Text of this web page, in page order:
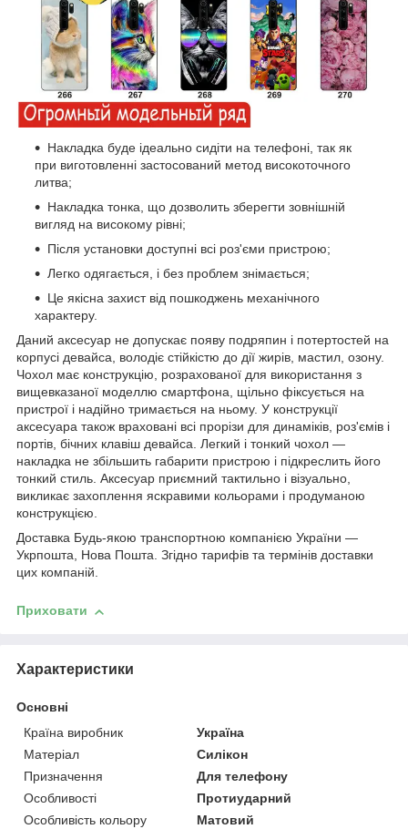
Накладка буде ідеально сидіти на телефоні, так як
при виготовленні застосований метод високоточного
литва;
Накладка тонка, що дозволить зберегти зовнішній
вигляд на високому рівні;
Після установки доступні всі роз'єми пристрою;
Легко одягається, і без проблем знімається;
Це якісна захист від пошкоджень механічного
характеру.
Даний аксесуар не допускає появу подряпин і потертостей на
корпусі девайса, володіє стійкістю до дії жирів, мастил, озону.
Чохол має конструкцію, розрахованої для використання з
вищевказаної моделлю смартфона, щільно фіксується на
пристрої і надійно тримається на ньому. У конструкції
аксесуара також враховані всі прорізи для динаміків, роз'ємів і
портів, бічних клавіш девайса. Легкий і тонкий чохол ―
накладка не збільшить габарити пристрою і підкреслить його
тонкий стиль. Аксесуар приємний тактильно і візуально,
викликає захоплення яскравими кольорами і продуманою
конструкцією.
Доставка Будь-якою транспортною компанією України ―
Укрпошта, Нова Пошта. Згідно тарифів та термінів доставки
цих компаній.
Приховати
Характеристики
Основні
Країна виробник
Україна
Матеріал
Силікон
Призначення
Для телефону
Особливості
Протиударний
Особливість кольору
Матовий